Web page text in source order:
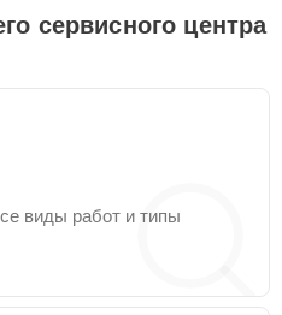
сервисного центра
виды работ и типы